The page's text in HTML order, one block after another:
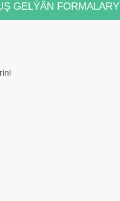
GELÝÄN FORMALARY